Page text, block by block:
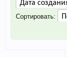
Сортировать: